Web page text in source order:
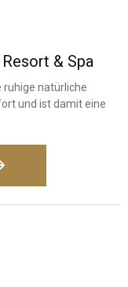
& Spa
ruhige natürliche
und ist damit eine